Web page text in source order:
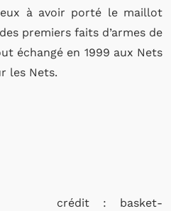
à avoir porté le maillot
premiers faits d’armes de
échangé en 1999 aux Nets
les Nets.
crédit : basket-